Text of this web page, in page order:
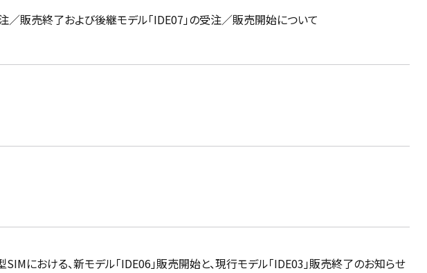
注／販売終了および後継モデル「IDE07」の受注／販売開始について
における、新モデル「IDE06」販売開始と、現行モデル「IDE03」販売終了のお知らせ